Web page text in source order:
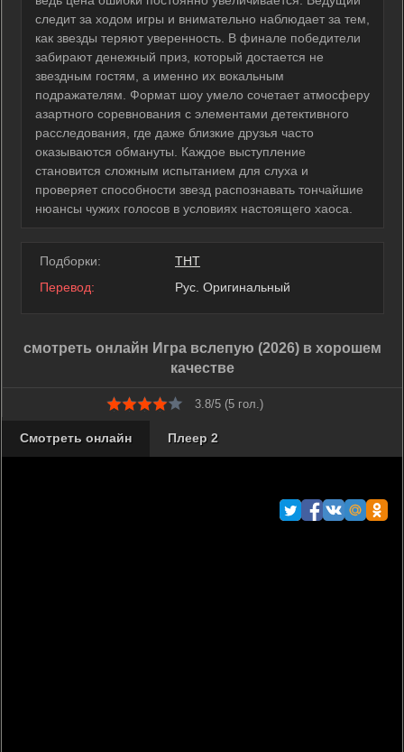
следит за ходом игры и внимательно наблюдает за тем,
как звезды теряют уверенность. В финале победители
забирают денежный приз, который достается не
звездным гостям, а именно их вокальным
подражателям. Формат шоу умело сочетает атмосферу
азартного соревнования с элементами детективного
расследования, где даже близкие друзья часто
оказываются обмануты. Каждое выступление
становится сложным испытанием для слуха и
проверяет способности звезд распознавать тончайшие
нюансы чужих голосов в условиях настоящего хаоса.
Подборки:
ТНТ
Перевод:
Рус. Оригинальный
смотреть онлайн Игра вслепую (2026) в хорошем
качестве
3.8/5 (5гол.)
Смотреть онлайн Плеер 2